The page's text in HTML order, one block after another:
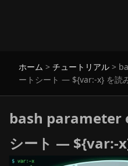
ホーム > チュートリアル >
ートシート — ${var:-x} を読
bash parameter
シート — ${var:-